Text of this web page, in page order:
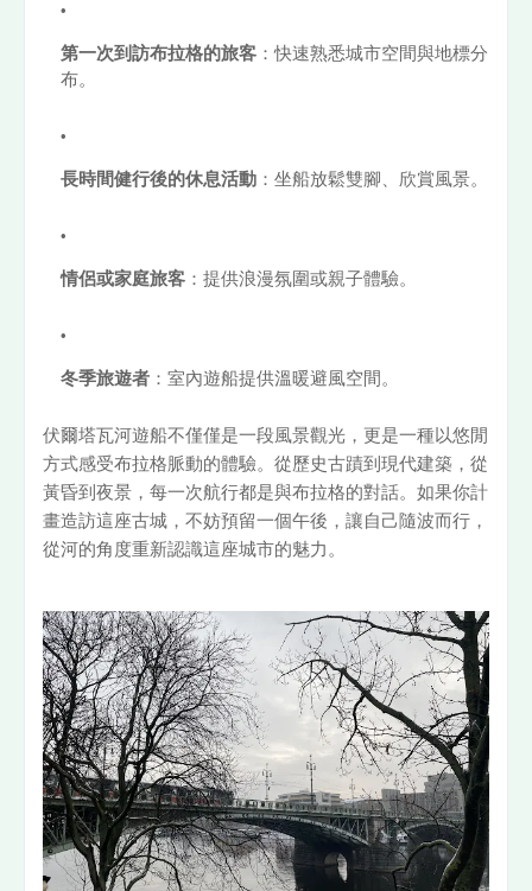
第一次到訪布拉格的旅客 ：快速熟悉城市空間與地標分
布。
長時間健行後的休息活動 ：坐船放鬆雙腳、欣賞風景。
情侶或家庭旅客 ：提供浪漫氛圍或親子體驗。
冬季旅遊者 ：室內遊船提供溫暖避風空間。
伏爾塔瓦河遊船不僅僅是一段風景觀光，更是一種以悠閒
方式感受布拉格脈動的體驗。從歷史古蹟到現代建築，從
黃昏到夜景，每一次航行都是與布拉格的對話。如果你計
畫造訪這座古城，不妨預留一個午後，讓自己隨波而行，
從河的角度重新認識這座城市的魅力。